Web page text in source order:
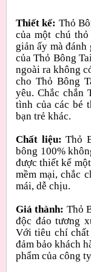
Thiết kế: Thỏ
của một chú
giản ấy mà
của Thỏ Bông
ngoài ra không
cho Thỏ Bông
yêu. Chắc chắn
tình của các bé
bạn trẻ khác.
Chất liệu:Thỏ
bông 100%
được thiết kể
mềm mại, chắc
mái, dễ chịu.
Giá thành: Thỏ
độc đáo tương
Với tiêu chí
đảm bảo khách
phẩm của công